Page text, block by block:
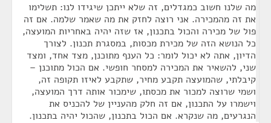
מה שלנו חשוב כמגדלים, זה שלא ייתכן שיגידו לנו: תשלימו
את זה מהמכירה. אני רוצה לחזק את מה שאמר שלמה. אם זה
פול של מכירה והכול בתכנון, אז שזה יהיה באחריות המועצה,
כל הנושא הזה של מכירת מכסות, במסגרת תכנון. לצורך
הדיון, אתה לא יכול לומר: כל הענף מתוכנן, מצד אחד, ומצד
שני, להשאיר את המכירה למסחר חופשי. אם הכול מתוכנן –
קיבלתי, שהמועצה תקבע מחיר, שתקבע לאיזו תקופה זה,
ושמי שרוצה למכור את מכסתו, שימכור אותה דרך המועצה,
וישמרו על התכנון, אם זה חלק מהעניין של להכניס את
הנגרעים, מה שנקרא. אם הכול בתכנון, שהכול יהיה בתכנון.